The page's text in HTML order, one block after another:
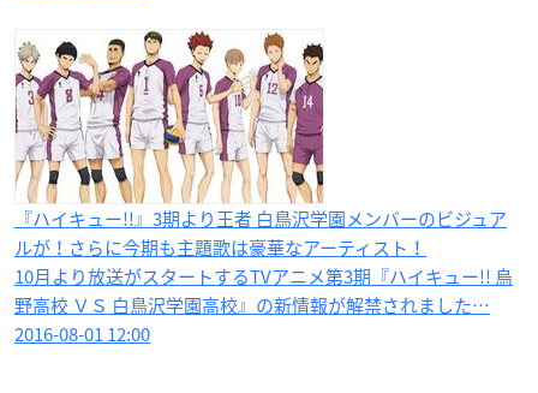
『ハイキュー!!』3期より王者 白鳥沢学園メンバーのビジュア
ルが！さらに今期も主題歌は豪華なアーティスト！
10月より放送がスタートするTVアニメ第3期『ハイキュー!! 烏
野高校 ＶＳ 白鳥沢学園高校』の新情報が解禁されました…
2016-08-01 12:00